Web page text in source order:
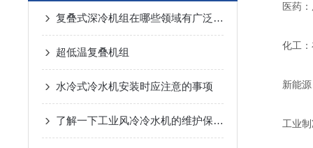
复叠式深冷机组在哪些领域有广泛应用？
超低温复叠机组
水冷式冷水机安装时应注意的事项
了解一下工业风冷冷水机的维护保养方法吧
医药：用
化工：在
新能源：
工业制冷